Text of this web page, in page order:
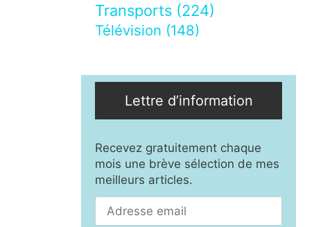
Transports (224)
Télévision (148)
Lettre d’information
Recevez gratuitement chaque
mois une brève sélection de mes
meilleurs articles.